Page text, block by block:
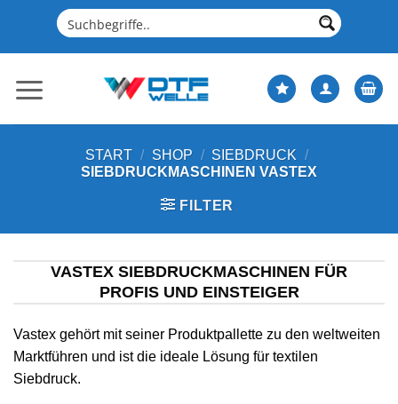
springen
START / SHOP / SIEBDRUCK /
SIEBDRUCKMASCHINEN VASTEX
FILTER
VASTEX SIEBDRUCKMASCHINEN FÜR
PROFIS UND EINSTEIGER
Vastex gehört mit seiner Produktpallette zu den weltweiten
Marktführen und ist die ideale Lösung für textilen
Siebdruck.